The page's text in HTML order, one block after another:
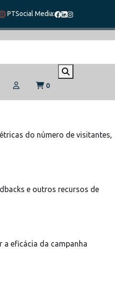
do número de visitantes,
e outros recursos de
a eficácia da campanha
PTSocial Media:
0